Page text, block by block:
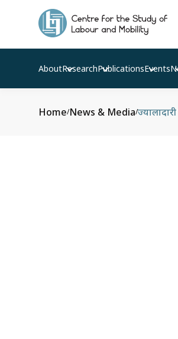
AboutResearchPublicationsEvents
Home/News & Media/